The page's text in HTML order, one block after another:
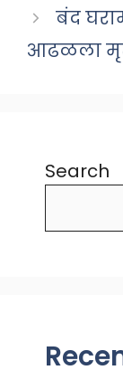
बंद
आढळला
Search